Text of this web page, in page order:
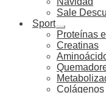
Sale
Sport
Proteínas
Creatinas
Colágenos